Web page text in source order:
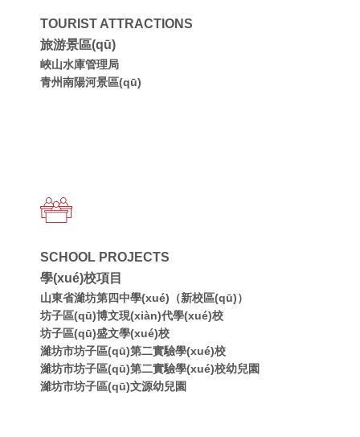
TOURIST ATTRACTIONS
旅游景區(qū)
峽山水庫管理局
青州南陽河景區(qū)
SCHOOL PROJECTS
學(xué)校項目
山東省濰坊第四中學(xué)（新校區(qū)）
坊子區(qū)博文現(xiàn)代學(xué)校
坊子區(qū)盛文學(xué)校
濰坊市坊子區(qū)第二實驗學(xué)校
濰坊市坊子區(qū)第二實驗學(xué)校幼兒園
濰坊市坊子區(qū)文源幼兒園